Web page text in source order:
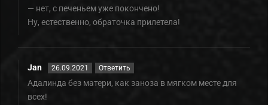
— нет, с печеньем уже покончено!
Ну, естественно, обраточка прилетела!
Jan 26.09.2021 Ответить
Адалинда без матери, как заноза в мягком месте для
всех!